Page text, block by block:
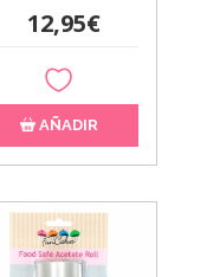
12,95€
AÑADIR